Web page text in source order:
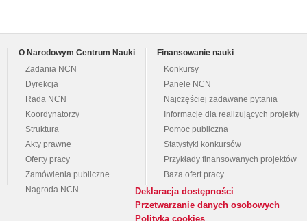
O Narodowym Centrum Nauki
Zadania NCN
Dyrekcja
Rada NCN
Koordynatorzy
Struktura
Akty prawne
Oferty pracy
Zamówienia publiczne
Nagroda NCN
Finansowanie nauki
Konkursy
Panele NCN
Najczęściej zadawane pytania
Informacje dla realizujących projekty
Pomoc publiczna
Statystyki konkursów
Przykłady finansowanych projektów
Baza ofert pracy
Deklaracja dostępności
Przetwarzanie danych osobowych
Polityka cookies